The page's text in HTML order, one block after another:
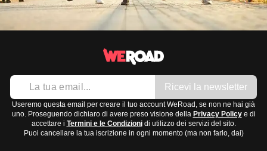
Ricevi la newsletter
Useremo questa email per creare il tuo account WeRoad, se non ne hai già
uno. Proseguendo dichiaro di avere preso visione della Privacy Policye di
accettare i Termini e le Condizionidi utilizzo dei servizi del sito.
Puoi cancellare la tua iscrizione in ogni momento (ma non farlo, dai)